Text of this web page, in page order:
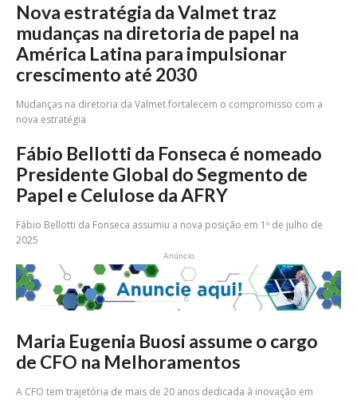
Nova estratégia da Valmet traz
mudanças na diretoria de papel na
América Latina para impulsionar
crescimento até 2030
Mudanças na diretoria da Valmet fortalecem o compromisso com a
nova estratégia
Fábio Bellotti da Fonseca é nomeado
Presidente Global do Segmento de
Papel e Celulose da AFRY
Fábio Bellotti da Fonseca assumiu a nova posição em 1º de julho de
2025
Anúncio
Maria Eugenia Buosi assume o cargo
de CFO na Melhoramentos
A CFO tem trajetória de mais de 20 anos dedicada à inovação em